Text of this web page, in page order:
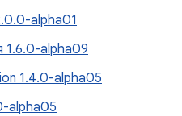
alpha01
1.6.0-alpha09
1.4.0-alpha05
alpha05